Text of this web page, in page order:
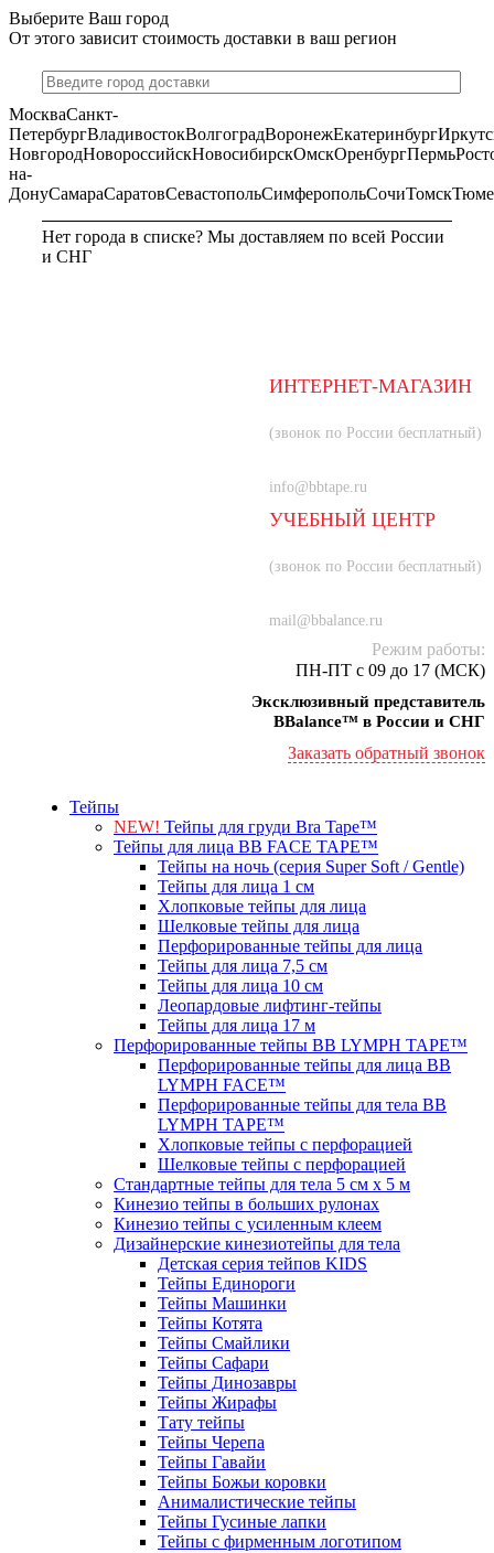
Выберите Ваш город
От этого зависит стоимость доставки в ваш регион
МоскваСанкт-
ПетербургВладивостокВолгоградВоронежЕкатеринбург
НовгородНовороссийскНовосибирскОмскОренбургПермь
на-
ДонуСамараСаратовСевастопольСимферопольСочиТомск
Нет города в списке? Мы доставляем по всей России
и СНГ
ИНТЕРНЕТ-МАГАЗИН
(звонок по России бесплатный)
info@bbtape.ru
УЧЕБНЫЙ ЦЕНТР
(звонок по России бесплатный)
mail@bbalance.ru
Режим работы:
ПН-ПТ с 09 до 17 (МСК)
Эксклюзивный представитель
BBalance™ в России и СНГ
Заказать обратный звонок
Тейпы
NEW! Тейпы для груди Bra Tape™
Тейпы для лица BB FACE TAPE™
Тейпы на ночь (серия Super Soft / Gentle)
Тейпы для лица 1 см
Хлопковые тейпы для лица
Шелковые тейпы для лица
Перфорированные тейпы для лица
Тейпы для лица 7,5 см
Тейпы для лица 10 см
Леопардовые лифтинг-тейпы
Тейпы для лица 17 м
Перфорированные тейпы BB LYMPH TAPE™
Перфорированные тейпы для лица BB
LYMPH FACE™
Перфорированные тейпы для тела BB
LYMPH TAPE™
Хлопковые тейпы с перфорацией
Шелковые тейпы с перфорацией
Стандартные тейпы для тела 5 см x 5 м
Кинезио тейпы в больших рулонах
Кинезио тейпы с усиленным клеем
Дизайнерские кинезиотейпы для тела
Детская серия тейпов KIDS
Тейпы Единороги
Тейпы Машинки
Тейпы Котята
Тейпы Смайлики
Тейпы Сафари
Тейпы Динозавры
Тейпы Жирафы
Тату тейпы
Тейпы Черепа
Тейпы Гавайи
Тейпы Божьи коровки
Анималистические тейпы
Тейпы Гусиные лапки
Тейпы с фирменным логотипом